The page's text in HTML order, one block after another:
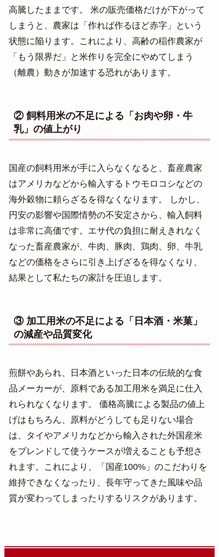
高騰したままです。 米の販売価格だけが下がって
しまうと、農家は「作れば作るほど赤字」という
状態に陥ります。これにより、高齢の稲作農家が
「もう限界だ」と米作りを完全にやめてしまう
（離農）動きが加速する恐れがあります。
② 飼料用米の不足による「お肉や卵・牛
乳」の値上がり
国産の飼料用米が手に入らなくなると、畜産農家
はアメリカなどから輸入するトウモロコシなどの
海外穀物に頼らざるを得なくなります。 しかし、
円安の影響や国際情勢の不安定さから、輸入飼料
は非常に高価です。エサ代の負担に耐えきれなく
なった畜産農家が、牛肉、豚肉、鶏肉、卵、牛乳
などの価格をさらに引き上げざるを得なくなり、
結果として私たちの家計を圧迫します。
③ 加工用米の不足による「日本酒・米菓」
の減産や品質変化
煎餅やあられ、日本酒といった日本の伝統的な食
品メーカーが、原料である加工用米を満足に仕入
れられなくなります。 価格高騰による製品の値上
げはもちろん、原料がどうしても足りない場合
は、タイやアメリカなどから輸入された外国産米
をブレンドして使うケースが増えることも予想さ
れます。これにより、「国産100%」のこだわりを
維持できなくなったり、長年守ってきた風味や品
質が変わってしまったりするリスクがあります。